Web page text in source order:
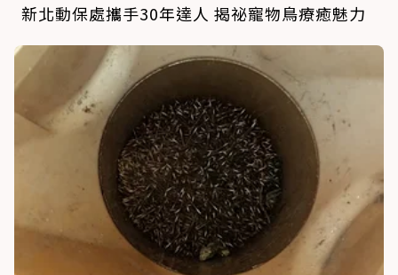
新北動保處攜手30年達人 揭祕寵物鳥療癒魅力